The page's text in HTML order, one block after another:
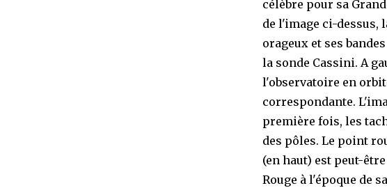
célèbre pour sa
de l'image ci-dessus,
orageux et ses
la sonde Cassini. A
l'observatoire en
correspondante.
première fois, les
des pôles. Le point
(en haut) est peut-
Rouge à l'époque de